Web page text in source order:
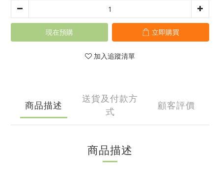
現在預購 立即購買
加入追蹤清單
商品描述
送貨及付款方
式
顧客評價
商品描述